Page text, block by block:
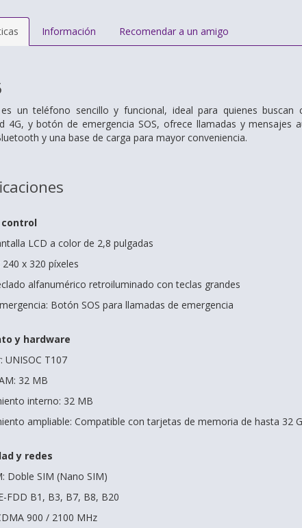
Información Recomendar a un amigo
es un teléfono sencillo y funcional, ideal para quienes
4G, y botón de emergencia SOS, ofrece llamadas y
y una base de carga para mayor conveniencia.
control
LCD a color de 2,8 pulgadas
x 320 píxeles
alfanumérico retroiluminado con teclas grandes
Botón SOS para llamadas de emergencia
y hardware
UNISOC T107
32 MB
interno: 32 MB
ampliable: Compatible con tarjetas de memoria de hasta 32
y redes
Doble SIM (Nano SIM)
FDD B1, B3, B7, B8, B20
900 / 2100 MHz